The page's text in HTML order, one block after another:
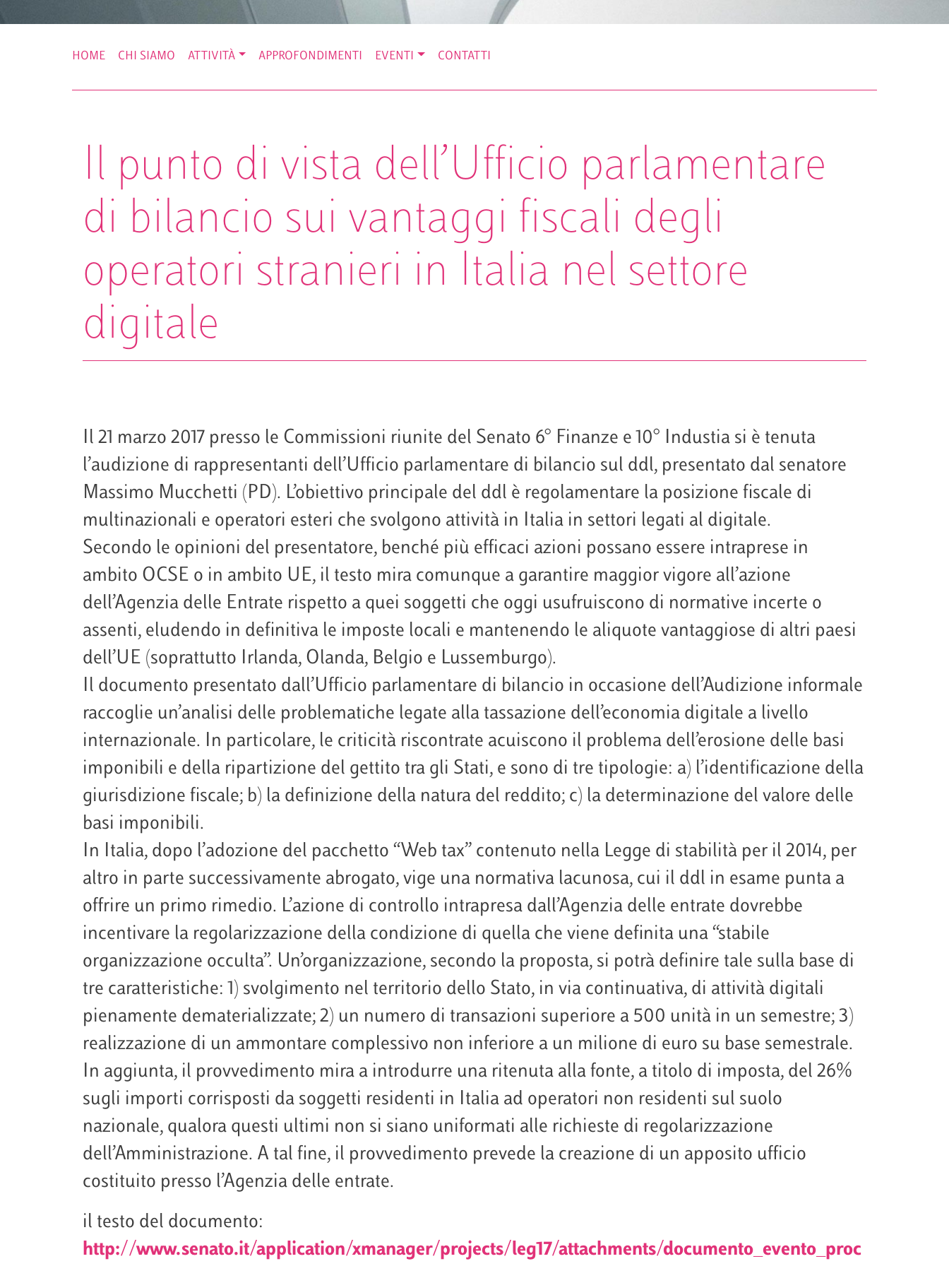
HOME CHI SIAMO ATTIVITÀ APPROFONDIMENTI EVENTI CONTATTI
Il punto di vista dell’Ufficio parlamentare
di bilancio sui vantaggi fiscali degli
operatori stranieri in Italia nel settore
digitale
Il 21 marzo 2017 presso le Commissioni riunite del Senato 6° Finanze e 10° Industia si è tenuta
l’audizione di rappresentanti dell’Ufficio parlamentare di bilancio sul ddl, presentato dal senatore
Massimo Mucchetti (PD). L’obiettivo principale del ddl è regolamentare la posizione fiscale di
multinazionali e operatori esteri che svolgono attività in Italia in settori legati al digitale.
Secondo le opinioni del presentatore, benché più efficaci azioni possano essere intraprese in
ambito OCSE o in ambito UE, il testo mira comunque a garantire maggior vigore all’azione
dell’Agenzia delle Entrate rispetto a quei soggetti che oggi usufruiscono di normative incerte o
assenti, eludendo in definitiva le imposte locali e mantenendo le aliquote vantaggiose di altri paesi
dell’UE (soprattutto Irlanda, Olanda, Belgio e Lussemburgo).
Il documento presentato dall’Ufficio parlamentare di bilancio in occasione dell’Audizione informale
raccoglie un’analisi delle problematiche legate alla tassazione dell’economia digitale a livello
internazionale. In particolare, le criticità riscontrate acuiscono il problema dell’erosione delle basi
imponibili e della ripartizione del gettito tra gli Stati, e sono di tre tipologie: a) l’identificazione della
giurisdizione fiscale; b) la definizione della natura del reddito; c) la determinazione del valore delle
basi imponibili.
In Italia, dopo l’adozione del pacchetto “Web tax” contenuto nella Legge di stabilità per il 2014, per
altro in parte successivamente abrogato, vige una normativa lacunosa, cui il ddl in esame punta a
offrire un primo rimedio. L’azione di controllo intrapresa dall’Agenzia delle entrate dovrebbe
incentivare la regolarizzazione della condizione di quella che viene definita una “stabile
organizzazione occulta”. Un’organizzazione, secondo la proposta, si potrà definire tale sulla base di
tre caratteristiche: 1) svolgimento nel territorio dello Stato, in via continuativa, di attività digitali
pienamente dematerializzate; 2) un numero di transazioni superiore a 500 unità in un semestre; 3)
realizzazione di un ammontare complessivo non inferiore a un milione di euro su base semestrale.
In aggiunta, il provvedimento mira a introdurre una ritenuta alla fonte, a titolo di imposta, del 26%
sugli importi corrisposti da soggetti residenti in Italia ad operatori non residenti sul suolo
nazionale, qualora questi ultimi non si siano uniformati alle richieste di regolarizzazione
dell’Amministrazione. A tal fine, il provvedimento prevede la creazione di un apposito ufficio
costituito presso l’Agenzia delle entrate.
il testo del documento:
http://www.senato.it/application/xmanager/projects/leg17/attachments/documento_evento_proc